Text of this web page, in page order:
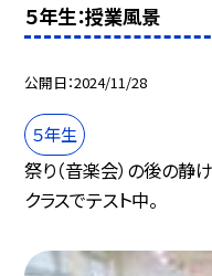
５年生：授業風景
公開日 2024/11/28
５年生
祭り（音楽会）の後の静
クラスでテスト中。